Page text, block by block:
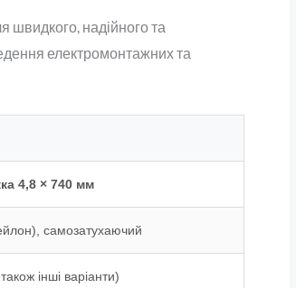
швидкого, надійного та
електромонтажних та
4,8 × 740 мм
самозатухаючий
інші варіанти)